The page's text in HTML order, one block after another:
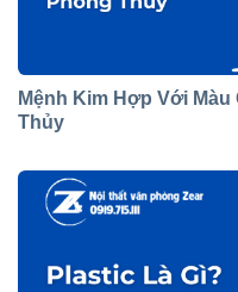
Mệnh Kim Hợp Với
Thủy